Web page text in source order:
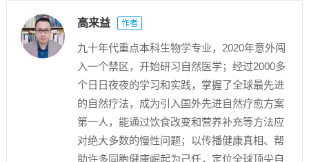
高来益 作者
九十年代重点本科生物学专业，2020年意外闯
入一个禁区，开始研习自然医学；经过2000多
个日日夜夜的学习和实践，掌握了全球最先进
的自然疗法，成为引入国外先进自然疗愈方案
第一人，能通过饮食改变和营养补充等方法应
对绝大多数的慢性问题；以传播健康真相、帮
助许多同胞健康崛起为己任，定位全球顶尖自